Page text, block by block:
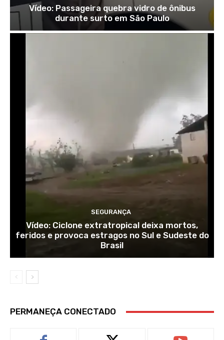
Vídeo: Passageira quebra vidro de ônibus
durante surto em São Paulo
SEGURANÇA
Vídeo: Ciclone extratropical deixa mortos,
feridos e provoca estragos no Sul e Sudeste do
Brasil
PERMANEÇA CONECTADO